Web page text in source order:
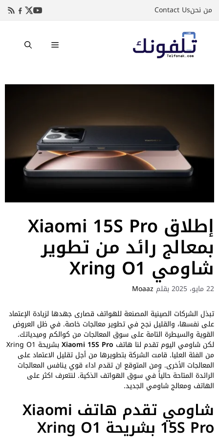
إلىمن نحنContact Us
القائمة
إطلاق Xiaomi 15S Pro
بمعالج رائد من تطوير
شاومي Xring O1
22 مايو، 2025 بقلم Moaaz
تبذل الشركات الصينية المصنعة للهواتف قصارى جهدها لزيادة الإعتماد
على نفسها، والقليل نجح في تطوير معالجات خاصة. في ظل العروض
القوية والسيطرة التامة على سوق المعالجات من كوالكم وميدياتك.
لكن شاومي اليوم تقدم لنا هاتف Xiaomi 15S Pro بشريحة Xring O1
من الفئة العليا. قامت الشركة بتطويرها من أجل تقليل الاعتماد على
المعالجات الأخرى. ومن المتوقع ان تقدم اداء قوي ينافس المعالجات
الرائدة المتاحة حالياً في سوق الهواتف الذكية. لنتعرف اكثر على
الهاتف ومعالج شاومي الجديد.
شاومي تقدم هاتف Xiaomi
15S Pro بشريحة Xring O1